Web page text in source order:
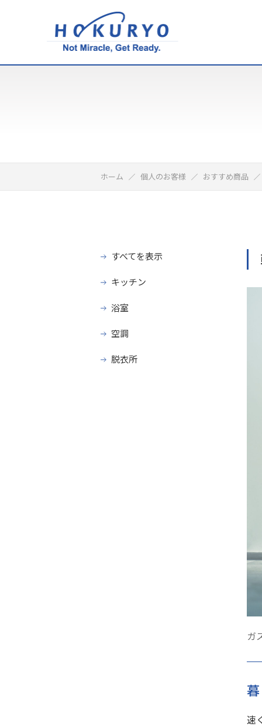
ホーム 個人のお客様 おすすめ商品
すべてを表示
キッチン
浴室
空調
脱衣所
ガ
速